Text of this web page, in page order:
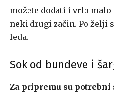
možete dodati i vrlo malo
neki drugi začin. Po želji
leda.
Sok od bundeve i
Za pripremu su potrebni